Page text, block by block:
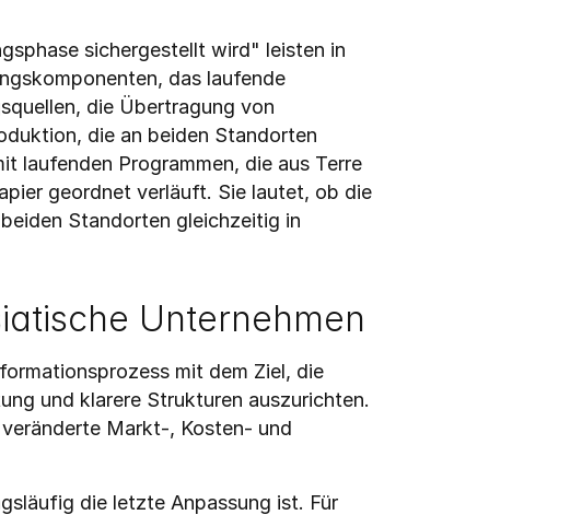
sichergestellt wird" leisten in
das laufende
die Übertragung von
die an beiden Standorten
laufenden Programmen, die aus Terre
geordnet verläuft. Sie lautet, ob die
Standorten gleichzeitig in
Unternehmen
mit dem Ziel, die
und klarere Strukturen auszurichten.
Markt-, Kosten- und
die letzte Anpassung ist. Für